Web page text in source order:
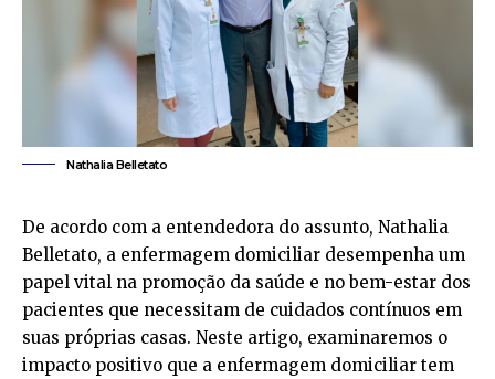
Nathalia Belletato
De acordo com a entendedora do assunto, Nathalia
Belletato, a enfermagem domiciliar desempenha um
papel vital na promoção da saúde e no bem-estar dos
pacientes que necessitam de cuidados contínuos em
suas próprias casas. Neste artigo, examinaremos o
impacto positivo que a enfermagem domiciliar tem